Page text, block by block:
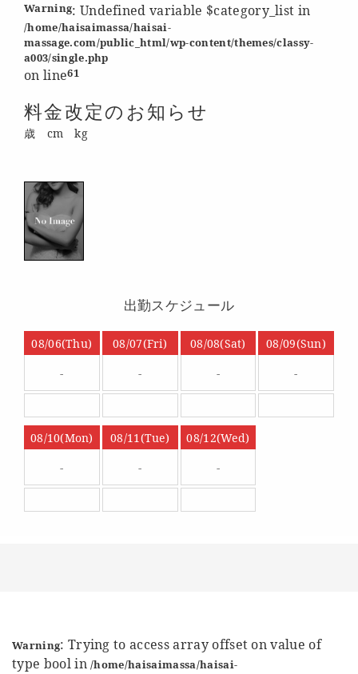
Warning: Undefined variable $category_list in
/home/haisaimassa/haisai-
massage.com/public_html/wp-content/themes/classy-
a003/single.php
on line61
料金改定のお知らせ
歳 cm kg
出勤スケジュール
08/06(Thu)
-
08/07(Fri)
-
08/08(Sat)
-
08/09(Sun)
-
08/10(Mon)
-
08/11(Tue)
-
08/12(Wed)
-
Warning: Trying to access array offset on value of
type bool in/home/haisaimassa/haisai-